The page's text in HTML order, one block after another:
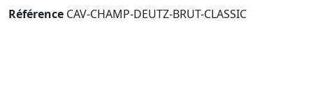
Référence CAV-CHAMP-DEUTZ-BRUT-CLASSIC